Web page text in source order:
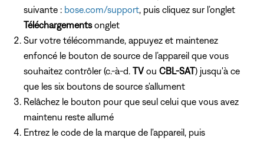
suivante : bose.com/support , puis cliquez sur l’onglet
Téléchargementsonglet
Sur votre télécommande, appuyez et maintenez
enfoncé le bouton de source de l’appareil que vous
souhaitez contrôler (c.-à-d. TVou CBL-SAT) jusqu'à ce
que les six boutons de source s'allument
Relâchez le bouton pour que seul celui que vous avez
maintenu reste allumé
Entrez le code de la marque de l'appareil, puis